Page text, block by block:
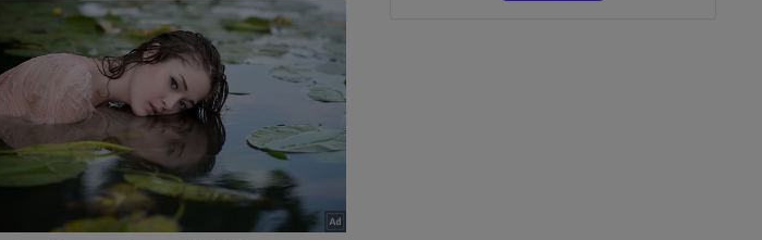
e parceiros comerciais. Para
assinante,o que lhe dará o direito de
e ter acesso exclusivo ao conteúdo da
no Brasil são revelados. Para assinar, clique